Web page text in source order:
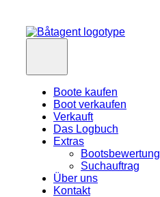
Boote kaufen
Boot verkaufen
Verkauft
Das Logbuch
Extras
Bootsbewertung
Suchauftrag
Über uns
Kontakt